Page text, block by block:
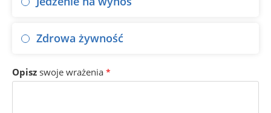
Zdrowa żywność
Opisz swoje wrażenia *